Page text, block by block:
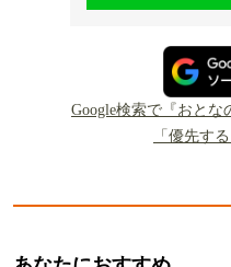
Google検索で『おとな
「優先す